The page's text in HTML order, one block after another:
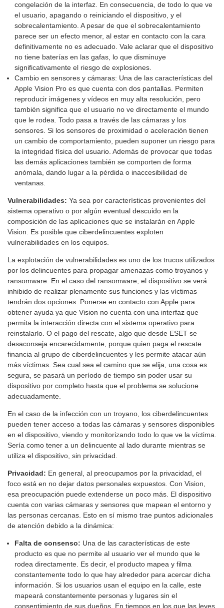
congelación de la interfaz. En consecuencia, de todo lo que ve
el usuario, apagando o reiniciando el dispositivo, y el
sobrecalentamiento. A pesar de que el sobrecalentamiento
parece ser un efecto menor, al estar en contacto con la cara
definitivamente no es adecuado. Vale aclarar que el dispositivo
no tiene baterías en las gafas, lo que disminuye
significativamente el riesgo de explosiones.
Cambio en sensores y cámaras: Una de las características del
Apple Vision Pro es que cuenta con dos pantallas. Permiten
reproducir imágenes y vídeos en muy alta resolución, pero
también significa que el usuario no ve directamente el mundo
que le rodea. Todo pasa a través de las cámaras y los
sensores. Si los sensores de proximidad o aceleración tienen
un cambio de comportamiento, pueden suponer un riesgo para
la integridad física del usuario. Además de provocar que todas
las demás aplicaciones también se comporten de forma
anómala, dando lugar a la pérdida o inaccesibilidad de
ventanas.
Vulnerabilidades: Ya sea por características provenientes del
sistema operativo o por algún eventual descuido en la
composición de las aplicaciones que se instalarán en Apple
Vision. Es posible que ciberdelincuentes exploten
vulnerabilidades en los equipos.
La explotación de vulnerabilidades es uno de los trucos utilizados
por los delincuentes para propagar amenazas como troyanos y
ransomware. En el caso del ransomware, el dispositivo se verá
inhibido de realizar plenamente sus funciones y las víctimas
tendrán dos opciones. Ponerse en contacto con Apple para
obtener ayuda ya que Vision no cuenta con una interfaz que
permita la interacción directa con el sistema operativo para
reinstalarlo. O el pago del rescate, algo que desde ESET se
desaconseja encarecidamente, porque quien paga el rescate
financia al grupo de ciberdelincuentes y les permite atacar aún
más víctimas. Sea cual sea el camino que se elija, una cosa es
segura, se pasará un período de tiempo sin poder usar su
dispositivo por completo hasta que el problema se solucione
adecuadamente.
En el caso de la infección con un troyano, los ciberdelincuentes
pueden tener acceso a todas las cámaras y sensores disponibles
en el dispositivo, viendo y monitorizando todo lo que ve la víctima.
Sería como tener a un delincuente al lado durante mientras se
utiliza el dispositivo, sin privacidad.
Privacidad: En general, al preocupamos por la privacidad, el
foco está en no dejar datos personales expuestos. Con Vision,
esa preocupación puede extenderse un poco más. El dispositivo
cuenta con varias cámaras y sensores que mapean el entorno y
las personas cercanas. Esto en sí mismo trae puntos adicionales
de atención debido a la dinámica:
Falta de consenso: Una de las características de este
producto es que no permite al usuario ver el mundo que le
rodea directamente. Es decir, el producto mapea y filma
constantemente todo lo que hay alrededor para acercar dicha
información. Si los usuarios usan el equipo en la calle, este
mapeará constantemente personas y lugares sin el
consentimiento de sus dueños. En tiempos en los que las leyes